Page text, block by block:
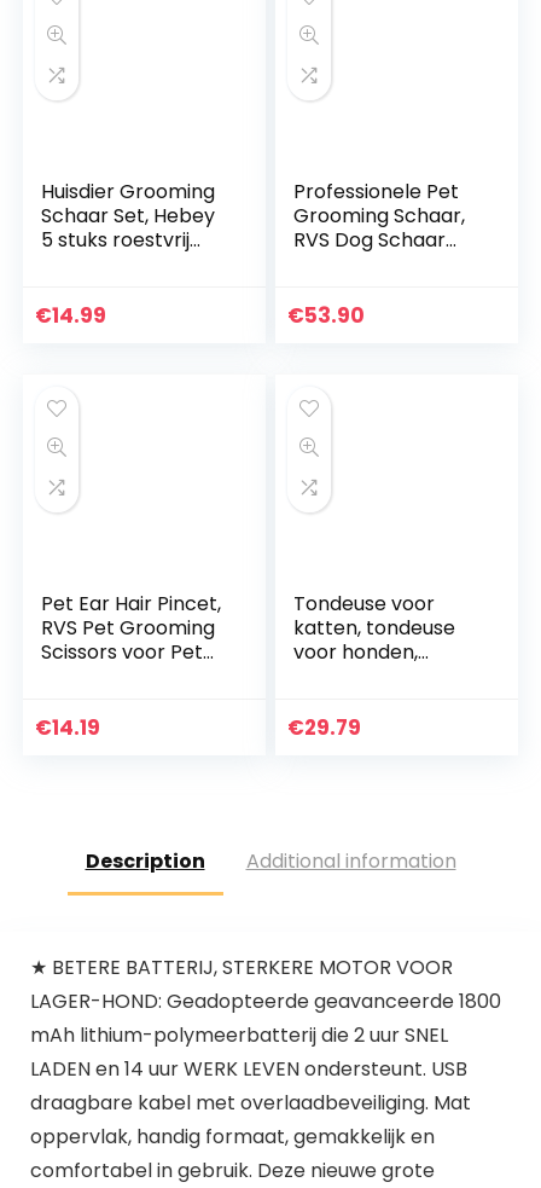
Huisdier Grooming
Schaar Set, Hebey
5 stuks roestvrij
verzorging schaar
snijschaar dunner
schaar gebogen
schaar verzorging
kam
€14.99
Professionele Pet
Grooming Schaar,
RVS Dog Schaar
Neus, Oor En Paw
€53.90
Pet Ear Hair Pincet,
RVS Pet Grooming
Scissors voor Pet
€14.19
Tondeuse voor
katten, tondeuse
voor honden,
tondeuse voor
€29.79
Description Additional information
★ BETERE BATTERIJ, STERKERE MOTOR VOOR
LAGER-HOND: Geadopteerde geavanceerde 1800
mAh lithium-polymeerbatterij die 2 uur SNEL
LADEN en 14 uur WERK LEVEN ondersteunt. USB
draagbare kabel met overlaadbeveiliging. Mat
oppervlak, handig formaat, gemakkelijk en
comfortabel in gebruik. Deze nieuwe grote